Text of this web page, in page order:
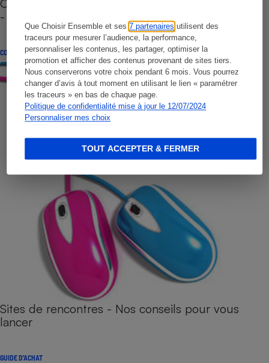
Que Choisir Ensemble et ses7 partenaires utilisent des
traceurs pour mesurer l’audience, la performance,
personnaliser les contenus, les partager, optimiser la
promotion et afficher des contenus provenant de sites tiers.
Nous conserverons votre choix pendant 6 mois. Vous pourrez
changer d’avis à tout moment en utilisant le lien « paramétrer
les traceurs » en bas de chaque page.
Politique de confidentialité mise à jour le 12/07/2024
Personnaliser mes choix
TOUT ACCEPTER & FERMER
Cafetière à capsules zéro déchet CoffeeB (vidéo)
- Premières impressions
CONSEILS
Sites de rencontres - Nos conseils pour vous
lancer
GUIDE D'ACHAT